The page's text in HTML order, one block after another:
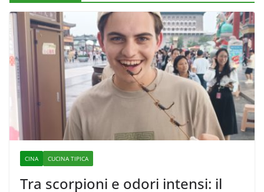
CINA CUCINA TIPICA
Tra scorpioni e odori intensi: il